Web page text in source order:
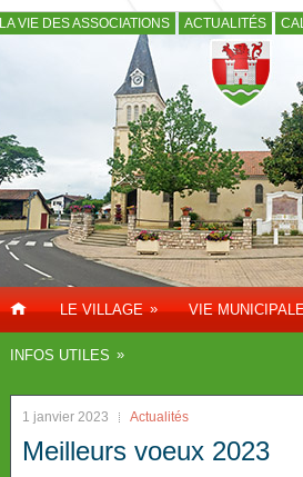
LA VIE DES ASSOCIATIONS ACTUALITÉS
LE VILLAGE » VIE
INFOS UTILES »
1 janvier 2023 Actualités
Meilleurs voeux 2023